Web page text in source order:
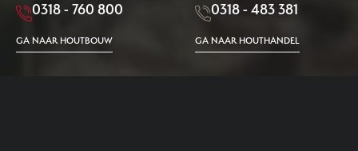
0318 - 760 800
GA NAAR HOUTBOUW
0318 - 483 381
GA NAAR HOUTHANDEL